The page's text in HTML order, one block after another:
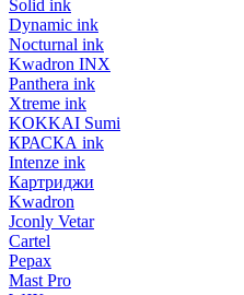
Solid ink
Dynamic ink
Nocturnal ink
Kwadron INX
Panthera ink
Xtreme ink
KOKKAI Sumi
КРАСКА ink
Intenze ink
Картриджи
Kwadron
Jconly Vetar
Cartel
Pepax
Mast Pro